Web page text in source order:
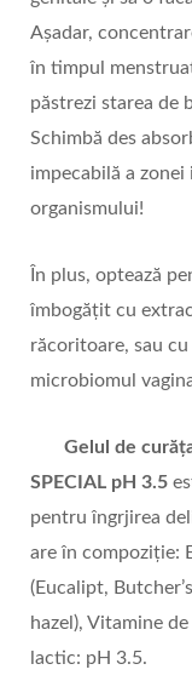
Așadar,
în timpul
păstrezi starea de
Schimbă des
impecabilă a
organismului!
În plus, optează
îmbogățit cu
răcoritoare, sau
microbiomul
Gelul de c
SPECIAL pH 3.5
pentru îngrjirea
are în compoziție:
(Eucalipt,
hazel), Vitamine
lactic: pH 3.5.